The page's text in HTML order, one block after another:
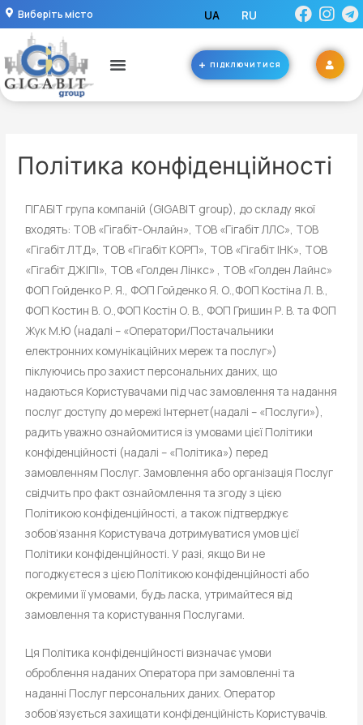
Виберіть місто UA RU
ПІДКЛЮЧИТИСЯ
Політика конфіденційності
ГІГАБІТ група компаній (GIGABIT group), до складу якої
входять: ТОВ «Гігабіт-Онлайн», ТОВ «Гігабіт ЛЛС», ТОВ
«Гігабіт ЛТД», ТОВ «Гігабіт КОРП», ТОВ «Гігабіт ІНК», ТОВ
«Гігабіт ДЖІПІ», ТОВ «Голден Лінкс» , ТОВ «Голден Лайнс»
ФОП Гойденко Р. Я., ФОП Гойденко Я. О.,ФОП Костіна Л. В.,
ФОП Костин В. О.,ФОП Костін О. В., ФОП Гришин Р. В. та ФОП
Жук М.Ю (надалі – «Оператори/Постачальники
електронних комунікаційних мереж та послуг»)
піклуючись про захист персональних даних, що
надаються Користувачами під час замовлення та надання
послуг доступу до мережі Інтернет(надалі – «Послуги»),
радить уважно ознайомитися із умовами цієї Політики
конфіденційності (надалі – «Політика») перед
замовленням Послуг. Замовлення або організація Послуг
свідчить про факт ознайомлення та згоду з цією
Політикою конфіденційності, а також підтверджує
зобов’язання Користувача дотримуватися умов цієї
Політики конфіденційності. У разі, якщо Ви не
погоджуєтеся з цією Політикою конфіденційності або
окремими її умовами, будь ласка, утримайтеся від
замовлення та користування Послугами.
Ця Політика конфіденційності визначає умови
оброблення наданих Оператора при замовленні та
наданні Послуг персональних даних. Оператор
зобов’язується захищати конфіденційність Користувачів.